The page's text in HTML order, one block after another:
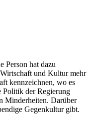
Person hat dazu
und Kultur mehr
kennzeichnen, wo es
Politik der Regierung
Minderheiten. Darüber
Gegenkultur gibt.